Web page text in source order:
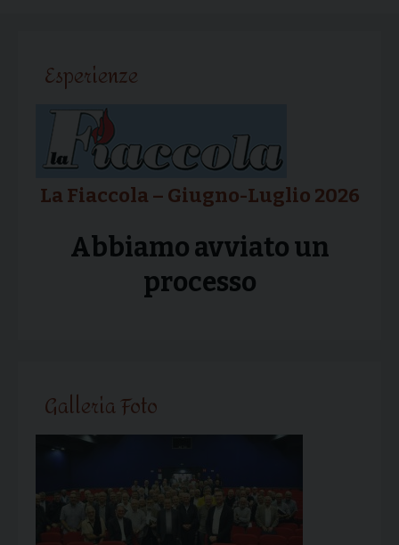
Esperienze
La Fiaccola – Giugno-Luglio 2026
Abbiamo avviato un
processo
Galleria Foto